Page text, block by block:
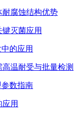
耐腐蚀结构优势
灭菌应用
的应用
温耐受与批量检测
参数指南
用